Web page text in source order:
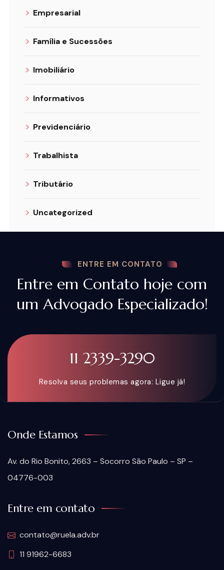
Empresarial
Família e Sucessões
Imobiliário
Informativos
Previdenciário
Trabalhista
Tributário
Uncategorized
ENTRE EM CONTATO
Entre em Contato hoje com
um Advogado Especializado!
11 2339-3290
Resolva seus problemas agora: Ligue já!
Onde Estamos
Av. do Rio Bonito, 2663 – Socorro São Paulo – SP –
04776-003
Entre em contato
contato@ruela.adv.br
11 91962-6683